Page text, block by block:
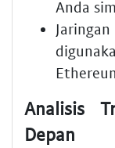
Anda
Analisis
Depan